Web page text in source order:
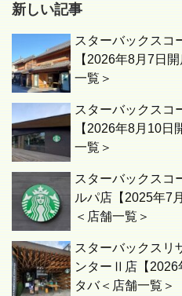
新しい記事
スターバックスコ
【2026年8月7日
一覧＞
スターバックスコ
【2026年8月10日
一覧＞
スターバックスコ
ルパ店【2025年7
＜店舗一覧＞
スターバックスリ
ンターⅡ店【2026
タバ＜店舗一覧＞